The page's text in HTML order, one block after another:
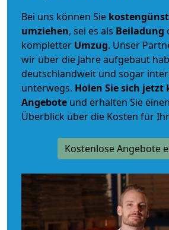
Bei uns können Sie
umziehen, sei es als Beiladung
kompletter Umzug. Unser
wir über die Jahre aufgebaut
deutschlandweit und sogar
unterwegs. Holen Sie sich jetzt
Angebote und erhalten Sie
Überblick über die Kosten für
Kostenlose Angebote